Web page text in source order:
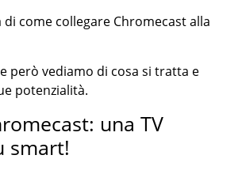
di come collegare Chromecast alla
però vediamo di cosa si tratta e
potenzialità.
una TV
smart!